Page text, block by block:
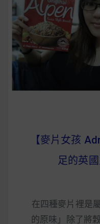
【麥片女孩
足的英
在四種麥片裡是
的原味」除了將